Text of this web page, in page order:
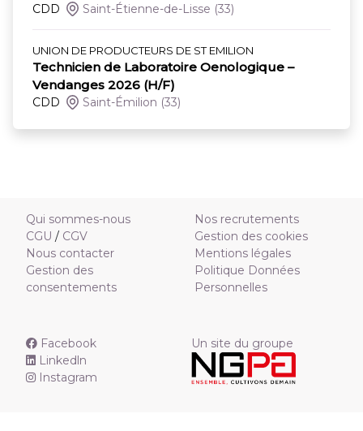
CDD Saint-Étienne-de-Lisse (33)
UNION DE PRODUCTEURS DE ST EMILION
Technicien de Laboratoire Oenologique –
Vendanges 2026 (H/F)
CDD Saint-Émilion (33)
Qui sommes-nous
CGU / CGV
Nous contacter
Gestion des
consentements
Nos recrutements
Gestion des cookies
Mentions légales
Politique Données
Personnelles
Facebook
Linkedln
Instagram
Un site du groupe